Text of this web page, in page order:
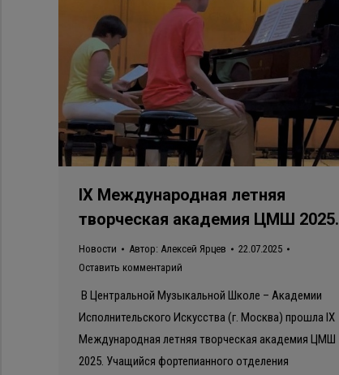
IX Международная летняя
творческая академия ЦМШ 2025.
Новости Автор: Алексей Ярцев
22.07.2025
Оставить комментарий
В Центральной Музыкальной Школе – Академии
Исполнительского Искусства (г. Москва) прошла IX
Международная летняя творческая академия ЦМШ
2025. Учащийся фортепианного отделения